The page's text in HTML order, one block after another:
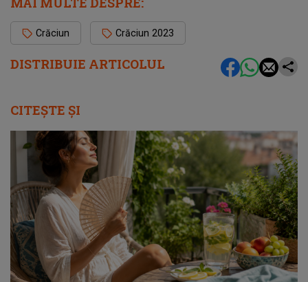
DISTRIBUIE ARTICOLUL
Crăciun Crăciun 2023
CITEȘTE ȘI